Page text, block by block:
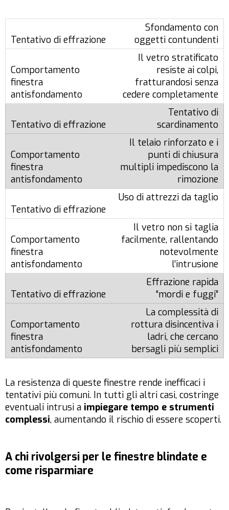
Sfondamento con
oggetti contundenti
Il vetro stratificato
resiste ai colpi,
fratturandosi senza
cedere completamente
Tentativo di
scardinamento
Il telaio rinforzato e i
punti di chiusura
multipli impediscono la
rimozione
Uso di attrezzi da taglio
Il vetro non si taglia
facilmente, rallentando
notevolmente
l’intrusione
Effrazione rapida
“mordi e fuggi”
La complessità di
rottura disincentiva i
ladri, che cercano
bersagli più semplici
La resistenza di queste finestre rende inefficaci i
tentativi più comuni. In tutti gli altri casi, costringe
eventuali intrusi a impiegare tempo e strumenti
complessi, aumentando il rischio di essere scoperti.
A chi rivolgersi per le finestre blindate e
come risparmiare